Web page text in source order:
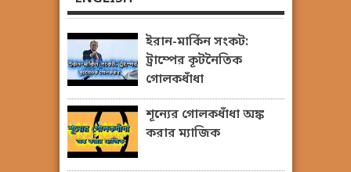
ইরান-মার্কিন সংকট:
ট্রাম্পের কূটনৈতিক
গোলকধাঁধা
শূন্যের গোলকধাঁধা অঙ্ক
করার ম্যাজিক